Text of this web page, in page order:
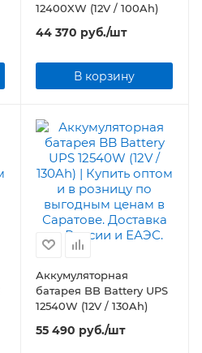
12400XW (12V / 100Ah)
44 370 руб./шт
В корзину
Аккумуляторная
батарея BB Battery UPS
12540W (12V / 130Ah)
55 490 руб./шт